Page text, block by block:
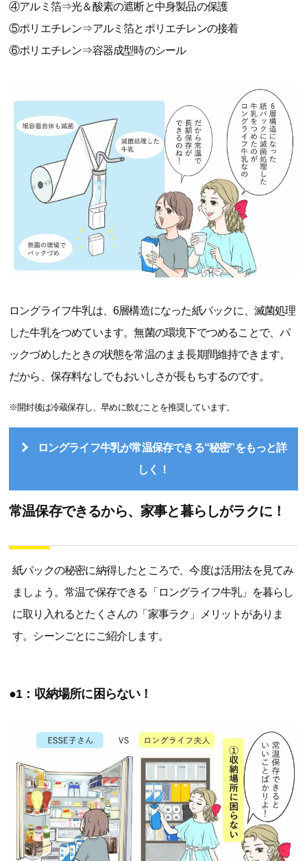
④アルミ箔⇒光＆酸素の遮断と中身製品の保護
⑤ポリエチレン⇒アルミ箔とポリエチレンの接着
⑥ポリエチレン⇒容器成型時のシール
ロングライフ牛乳は、6層構造になった紙パックに、滅菌処理
した牛乳をつめています。無菌の環境下でつめることで、パ
ックづめしたときの状態を常温のまま長期間維持できます。
だから、保存料なしでもおいしさが長もちするのです。
※開封後は冷蔵保存し、早めに飲むことを推奨しています。
ロングライフ牛乳が常温保存できる“秘密”をもっと詳
しく！
常温保存できるから、家事と暮らしがラクに！
紙パックの秘密に納得したところで、今度は活用法を見てみ
ましょう。常温で保存できる「ロングライフ牛乳」を暮らし
に取り入れるとたくさんの「家事ラク」メリットがありま
す。シーンごとにご紹介します。
●1：収納場所に困らない！